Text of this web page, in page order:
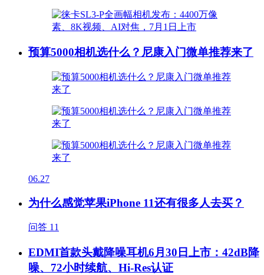
预算5000相机选什么？尼康入门微单推荐来了
06.27
为什么感觉苹果iPhone 11还有很多人去买？
问答 11
EDMI首款头戴降噪耳机6月30日上市：42dB降
噪、72小时续航、Hi-Res认证